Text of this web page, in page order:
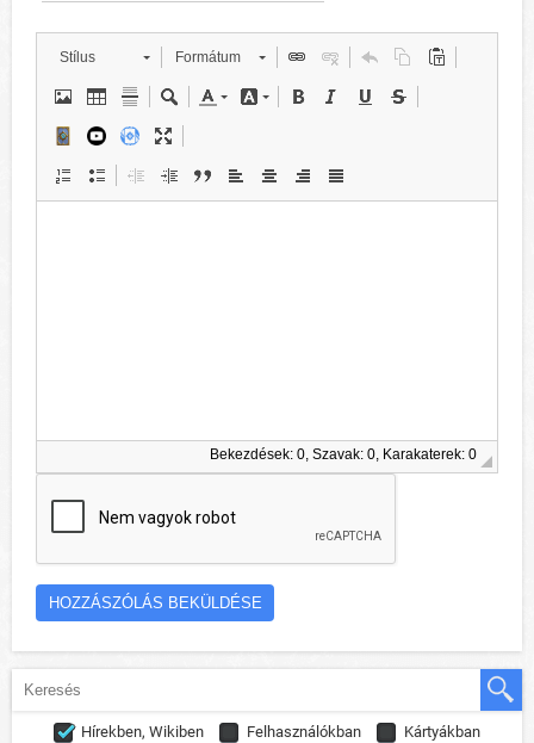
Stílus Formátum
Bekezdések: 0, Szavak: 0, Karakaterek: 0
Hírekben, Wikiben Felhasználókban
Kártyákban